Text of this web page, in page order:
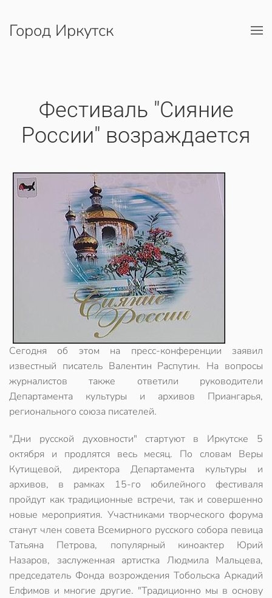
Перейти к содержимому
Город Иркутск
Фестиваль "Сияние
России" возраждается
Сегодня об этом на пресс-конференции заявил
известный писатель Валентин Распутин. На вопросы
журналистов также ответили руководители
Департамента культуры и архивов Приангарья,
регионального союза писателей.
"Дни русской духовности" стартуют в Иркутске 5
октября и продлятся весь месяц. По словам Веры
Кутищевой, директора Департамента культуры и
архивов, в рамках 15-го юбилейного фестиваля
пройдут как традиционные встречи, так и совершенно
новые мероприятия. Участниками творческого форума
станут член совета Всемирного русского собора певица
Татьяна Петрова, популярный киноактер Юрий
Назаров, заслуженная артистка Людмила Мальцева,
председатель Фонда возрождения Тобольска Аркадий
Елфимов и многие другие. "Традиционно мы в основу